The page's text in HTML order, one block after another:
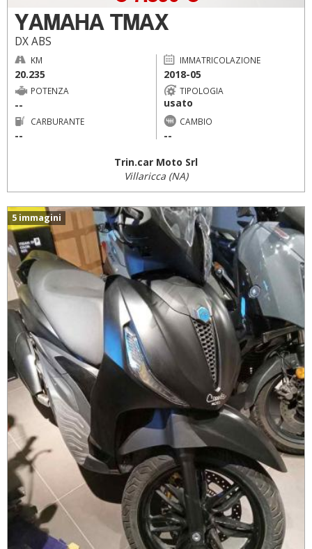
YAMAHA TMAX
DX ABS
KM
20.235
IMMATRICOLAZIONE
2018-05
POTENZA
--
TIPOLOGIA
usato
CARBURANTE
--
CAMBIO
--
Trin.car Moto Srl
Villaricca (NA)
5 immagini